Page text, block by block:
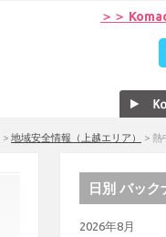
＞＞
> 地域安全情報（上越エリア） > 熱
日別 バック
2026年8月